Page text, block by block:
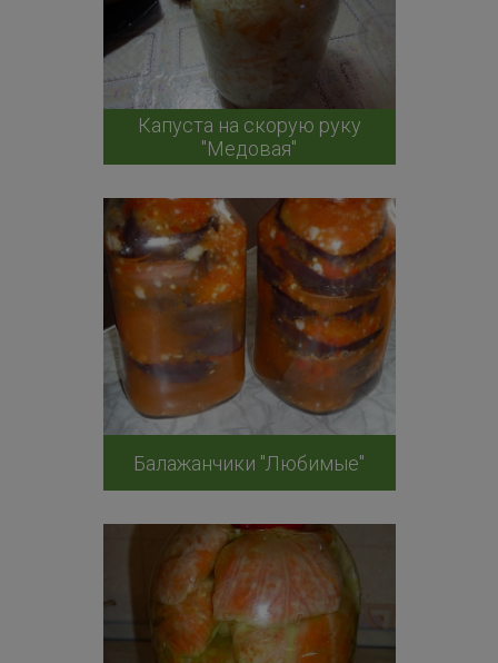
Капуста на скорую руку
"Медовая"
Балажанчики "Любимые"